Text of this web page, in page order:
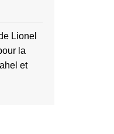
Lionel
la
et